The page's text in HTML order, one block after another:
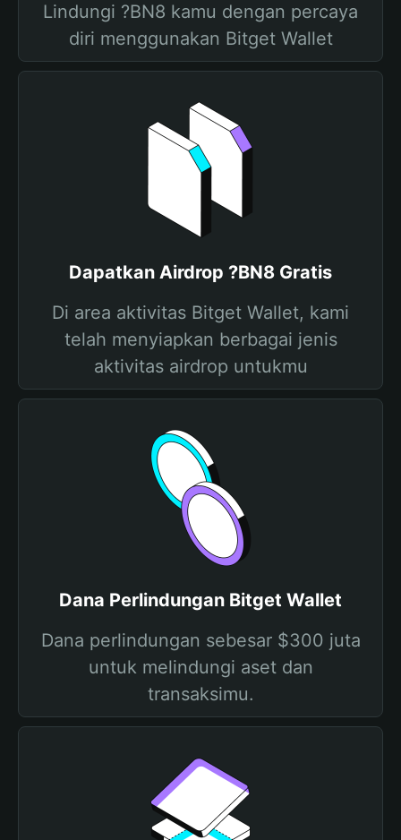
Lindungi ?BN8 kamu dengan percaya
diri menggunakan Bitget Wallet
Dapatkan Airdrop ?BN8 Gratis
Di area aktivitas Bitget Wallet, kami
telah menyiapkan berbagai jenis
aktivitas airdrop untukmu
Dana Perlindungan Bitget Wallet
Dana perlindungan sebesar $300 juta
untuk melindungi aset dan
transaksimu.